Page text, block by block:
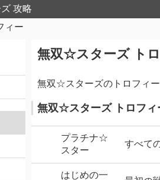
攻略
ィー
無双☆スターズ ト
無双☆スターズのトロフィ
無双☆スターズ トロフィ
プラチナ☆
スター
すべて
はじめの一